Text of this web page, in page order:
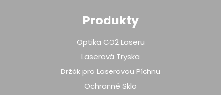
Produkty
Optika CO2 Laseru
Laserová Tryska
Držák pro Laserovou Píchnu
Ochranné Sklo